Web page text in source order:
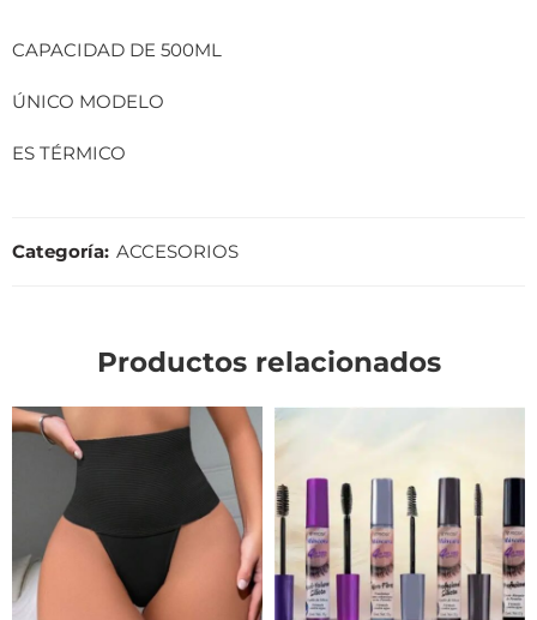
CAPACIDAD DE 500ML
ÚNICO MODELO
ES TÉRMICO
Categoría: ACCESORIOS
Productos relacionados